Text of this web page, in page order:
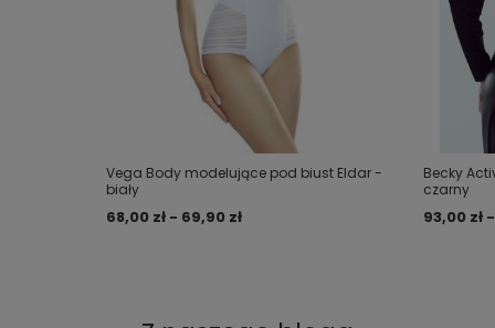
Vega Body modelujące pod biust Eldar -
biały
68,00 zł - 69,90 zł
Becky
czarny
93,00 zł